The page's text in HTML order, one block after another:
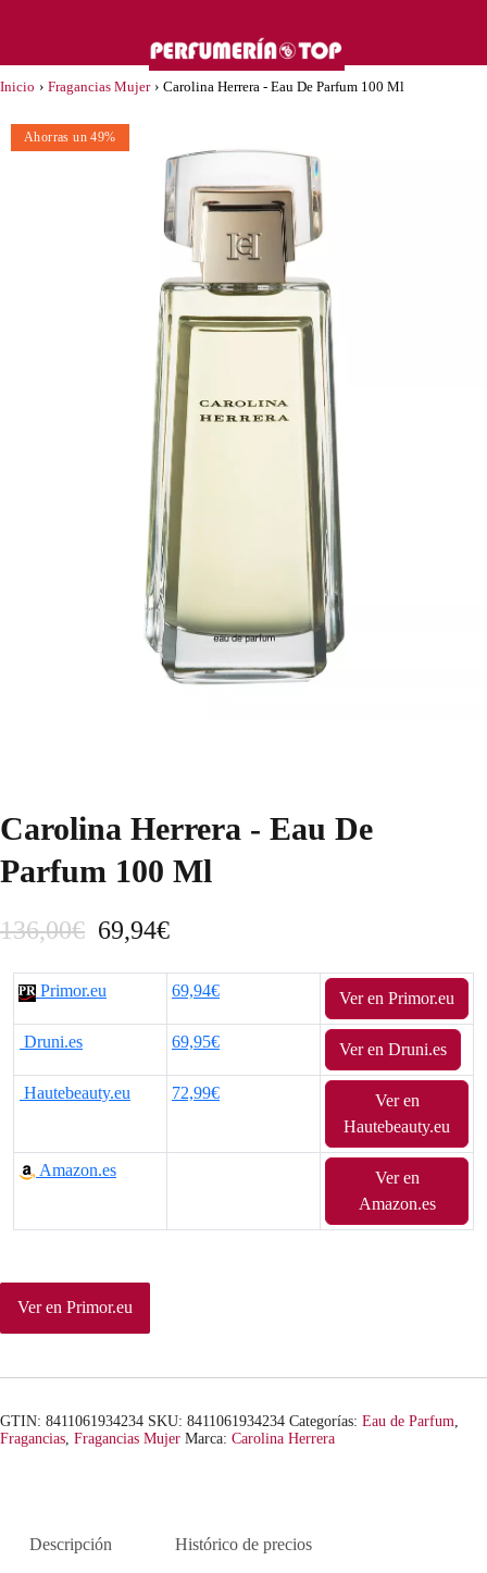
Inicio › Fragancias Mujer › Carolina Herrera - Eau De Parfum 100 Ml
Ahorras un 49%
Carolina Herrera - Eau De
Parfum 100 Ml
136,00€ E
l
e
i
r
i
g
i
l
69,94€E
l
r
e
u
a
s
Primor.eu 69,94€ Ver en Primor.eu
Druni.es 69,95€ Ver en Druni.es
Hautebeauty.eu 72,99€
Ver en
Hautebeauty.eu
Amazon.es
Ver en
Amazon.es
Ver en Primor.eu
GTIN: 8411061934234 SKU: 8411061934234 Categorías: Eau de Parfum
Fragancias Fragancias Mujer Marca: Carolina Herrera
Descripción Histórico de precios